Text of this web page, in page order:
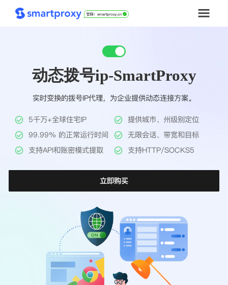
套餐购买
解决方案
工具
帮助中心
动态拨号ip-SmartProxy
实时变换的拨号IP代理，为企业提供动态连接方案。
5千万+全球住宅IP
提供城市、州级别定位
99.99% 的正常运行时间
无限会话、带宽和目标
支持API和账密模式提取
支持HTTP/SOCKS5
立即购买